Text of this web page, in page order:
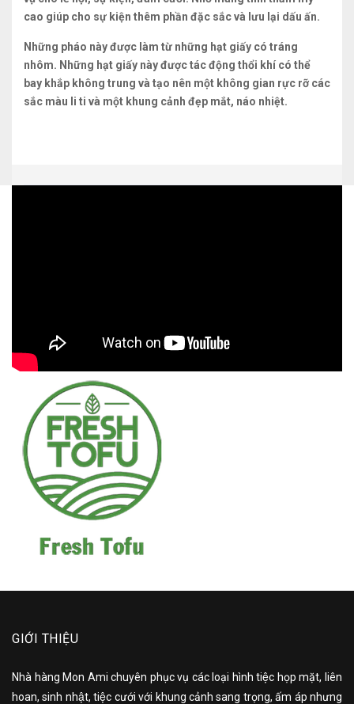
cao giúp cho sự kiện thêm phần đặc sắc và lưu lại dấu ấn.
Những pháo này được làm từ những hạt giấy có tráng
nhôm. Những hạt giấy này được tác động thổi khí có thể
bay khắp không trung và tạo nên một không gian rực rỡ các
sắc màu li ti và một khung cảnh đẹp mắt, náo nhiệt.
GIỚI THIỆU
Nhà hàng Mon Ami chuyên phục vụ các loại hình tiệc họp mặt, liên
hoan, sinh nhật, tiệc cưới với khung cảnh sang trọng, ấm áp nhưng